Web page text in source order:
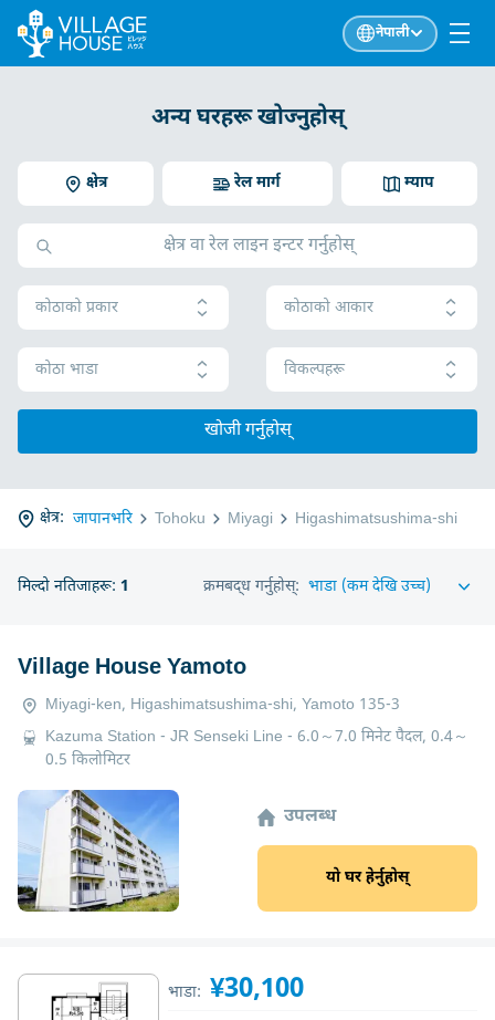
नेपाली
अन्य घरहरू खोज्नुहोस्
क्षेत्र म्याप
रेल मार्ग
कोठाको प्रकार कोठाको आकार
कोठा भाडा विकल्पहरू
खोजी गर्नुहोस्
क्षेत्र: जापानभरि Tohoku Miyagi Higashimatsushima-shi
मिल्दो नतिजाहरू: 1 क्रमबद्ध गर्नुहोस्:
Village House Yamoto
Miyagi-ken, Higashimatsushima-shi, Yamoto 135-3
Kazuma Station - JR Senseki Line - 6.0～7.0 मिनेट पैदल, 0.4～
0.5 किलोमिटर
उपलब्ध
यो घर हेर्नुहोस्
भाडा: ¥30,100